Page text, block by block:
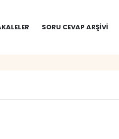
SORU CEVAP ARŞIVI